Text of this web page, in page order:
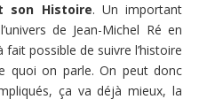
son Histoire. Un important
de Jean-Michel Ré en
possible de suivre l’histoire
quoi on parle. On peut donc
ça va déjà mieux, la